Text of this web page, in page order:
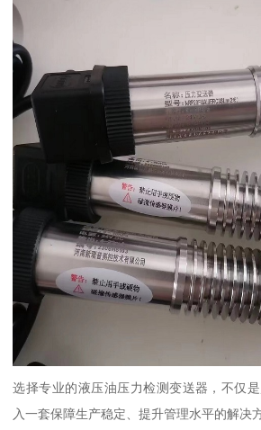
选择专业的液压油压力检测变送器，不仅
入一套保障生产稳定、提升管理水平的解决